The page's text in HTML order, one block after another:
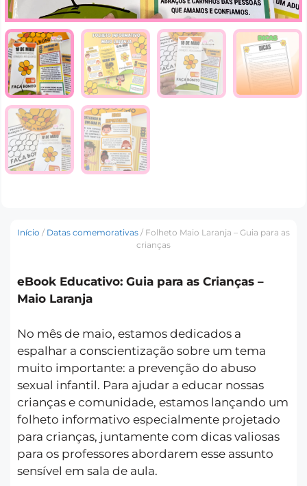
Início / Datas comemorativas / Folheto Maio Laranja – Guia para as
crianças
eBook Educativo: Guia para as Crianças –
Maio Laranja
No mês de maio, estamos dedicados a
espalhar a conscientização sobre um tema
muito importante: a prevenção do abuso
sexual infantil. Para ajudar a educar nossas
crianças e comunidade, estamos lançando um
folheto informativo especialmente projetado
para crianças, juntamente com dicas valiosas
para os professores abordarem esse assunto
sensível em sala de aula.